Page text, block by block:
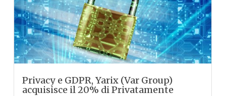
Privacy e GDPR, Yarix (Var Group)
acquisisce il 20% di Privatamente